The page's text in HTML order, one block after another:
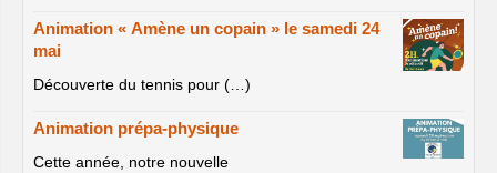
Animation « Amène un copain » le samedi 24
mai
Découverte du tennis pour (…)
Animation prépa-physique
Cette année, notre nouvelle